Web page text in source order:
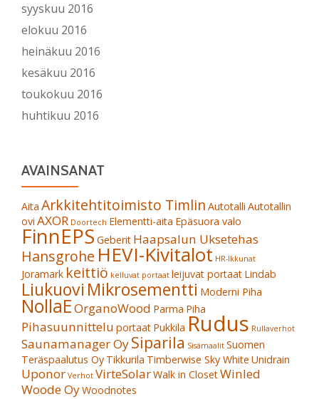
syyskuu 2016
elokuu 2016
heinäkuu 2016
kesäkuu 2016
toukokuu 2016
huhtikuu 2016
AVAINSANAT
Aita Arkkitehtitoimisto Timlin Autotalli Autotallin
ovi AXOR Doortech Elementti-aita Epäsuora valo
FinnEPS Geberit Haapsalun Uksetehas
Hansgrohe HEVI-Kivitalot HR-Ikkunat
Joramark keittiö kelluvat portaat leijuvat portaat Lindab
Liukuovi Mikrosementti Moderni Piha
NollaEOrganoWood Parma Piha
Pihasuunnittelu portaat Pukkila Rudus Rullaverhot
Saunamanager OySiparila Sisämaalit Suomen
Teräspaalutus Oy Tikkurila Timberwise Sky White Unidrain
Uponor Verhot VirteSolarWalk in ClosetWinled
Woode OyWoodnotes